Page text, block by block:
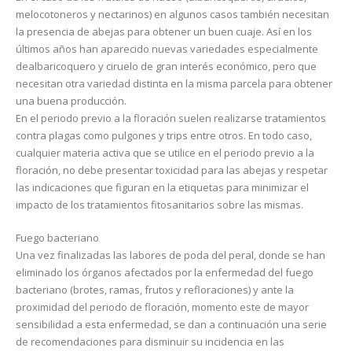
melocotoneros y nectarinos) en algunos casos también necesitan
la presencia de abejas para obtener un buen cuaje. Así en los
últimos años han aparecido nuevas variedades especialmente
dealbaricoquero y ciruelo de gran interés económico, pero que
necesitan otra variedad distinta en la misma parcela para obtener
una buena producción.
En el periodo previo a la floración suelen realizarse tratamientos
contra plagas como pulgones y trips entre otros. En todo caso,
cualquier materia activa que se utilice en el periodo previo a la
floración, no debe presentar toxicidad para las abejas y respetar
las indicaciones que figuran en la etiquetas para minimizar el
impacto de los tratamientos fitosanitarios sobre las mismas.
Fuego bacteriano
Una vez finalizadas las labores de poda del peral, donde se han
eliminado los órganos afectados por la enfermedad del fuego
bacteriano (brotes, ramas, frutos y refloraciones) y ante la
proximidad del periodo de floración, momento este de mayor
sensibilidad a esta enfermedad, se dan a continuación una serie
de recomendaciones para disminuir su incidencia en las